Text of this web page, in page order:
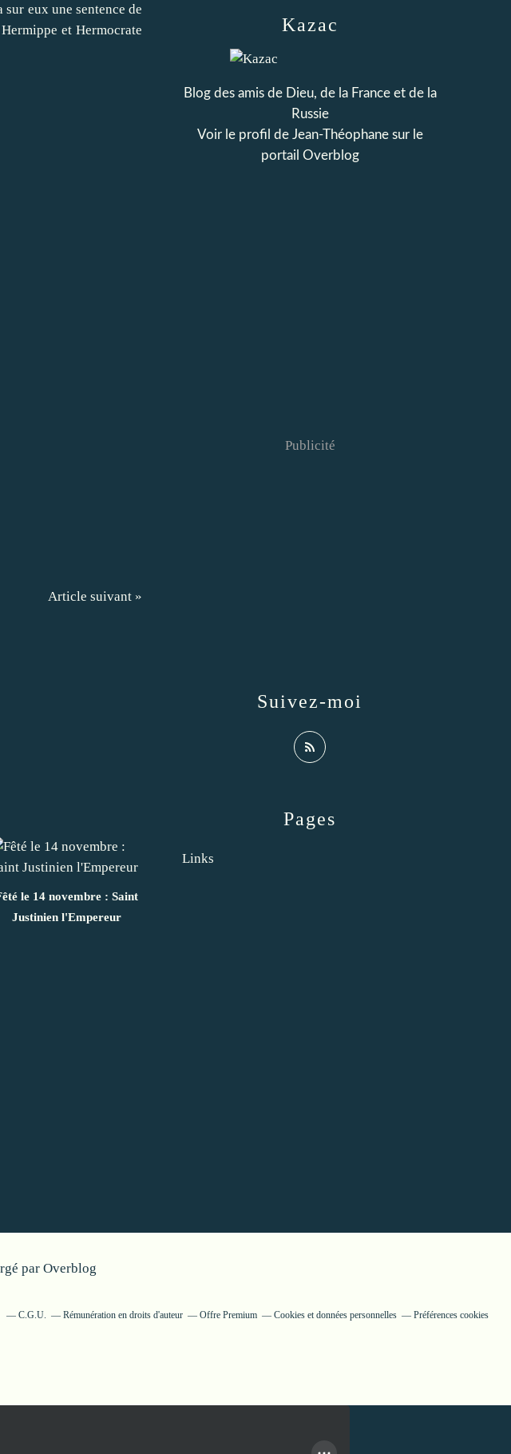
eux une sentence de
et Hermocrate
Article suivant »
le 14 novembre : Saint
Justinien l'Empereur
Pages
Links
Kazac
Blog des amis de Dieu, de la France et de la
Russie
Voir le profil de Jean-Théophanesur le
portail Overblog
Suivez-moi
Publicité
par Overblog
C.G.U. Rémunération en droits d'auteur Offre Premium Cookies et données personnelles Préférences cookies